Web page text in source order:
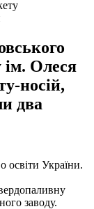
ім. Олеся
носій,
два
освіти України.
заводу.